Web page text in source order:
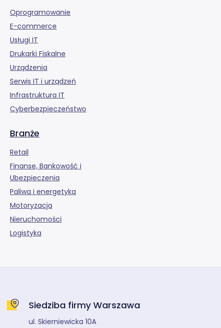
Oprogramowanie
E-commerce
Usługi IT
Drukarki Fiskalne
Urządzenia
Serwis IT i urządzeń
Infrastruktura IT
Cyberbezpieczeństwo
Branże
Retail
Finanse, Bankowość i
Ubezpieczenia
Paliwa i energetyka
Motoryzacja
Nieruchomości
Logistyka
Siedziba firmy Warszawa
ul. Skierniewicka 10A